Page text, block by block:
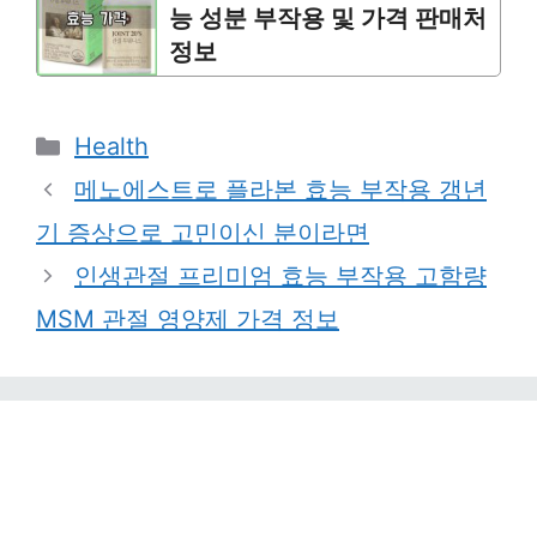
능 성분 부작용 및 가격 판매처
정보
Categories
Health
메노에스트로 플라본 효능 부작용 갱년
기 증상으로 고민이신 분이라면
인생관절 프리미엄 효능 부작용 고함량
MSM 관절 영양제 가격 정보